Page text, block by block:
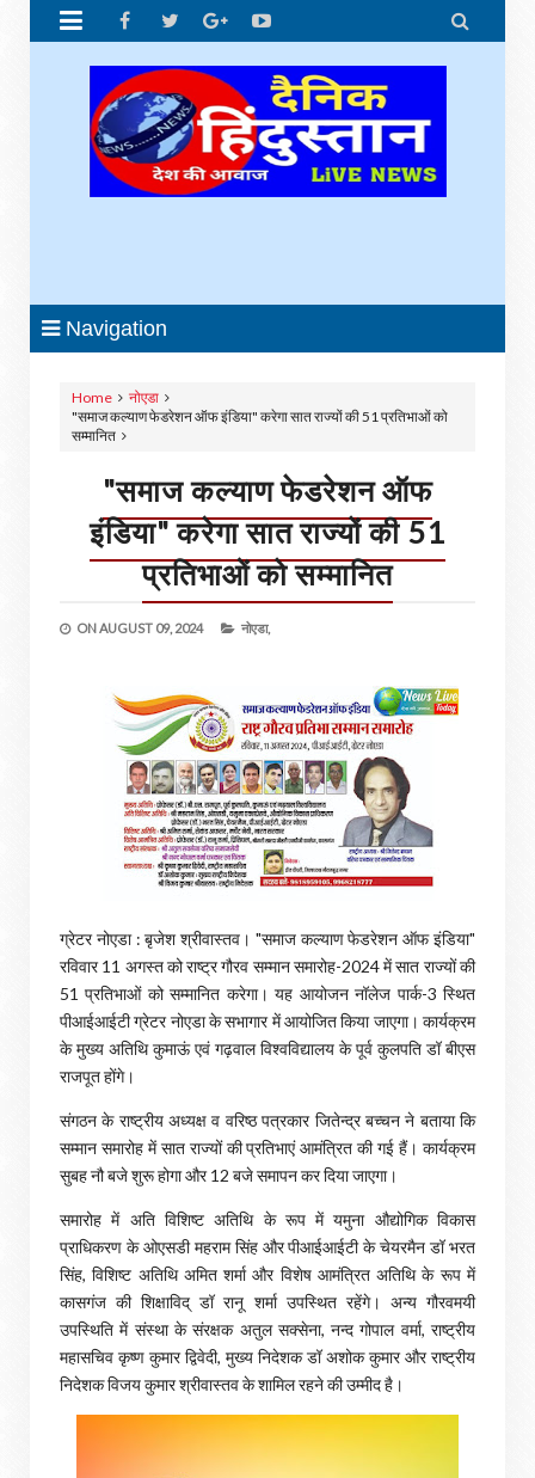
 
Navigation
Home
नोएडा
"समाज कल्याण फेडरेशन ऑफ इंडिया" करेगा सात राज्यों की 51 प्रतिभाओं को
सम्मानित
"समाज कल्याण फेडरेशन ऑफ
इंडिया" करेगा सात राज्यों की 51
प्रतिभाओं को सम्मानित
ONAUGUST 09, 2024 नोएडा,
ग्रेटर नोएडा : बृजेश श्रीवास्तव। "समाज कल्याण फेडरेशन ऑफ इंडिया"
रविवार 11 अगस्त को राष्ट्र गौरव सम्मान समारोह-2024 में सात राज्यों की
51 प्रतिभाओं को सम्मानित करेगा। यह आयोजन नॉलेज पार्क-3 स्थित
पीआईआईटी ग्रेटर नोएडा के सभागार में आयोजित किया जाएगा। कार्यक्रम
के मुख्य अतिथि कुमाऊं एवं गढ़वाल विश्वविद्यालय के पूर्व कुलपति डॉ बीएस
राजपूत होंगे।
संगठन के राष्ट्रीय अध्यक्ष व वरिष्ठ पत्रकार जितेन्द्र बच्चन ने बताया कि
सम्मान समारोह में सात राज्यों की प्रतिभाएं आमंत्रित की गई हैं। कार्यक्रम
सुबह नौ बजे शुरू होगा और 12 बजे समापन कर दिया जाएगा।
समारोह में अति विशिष्ट अतिथि के रूप में यमुना औद्योगिक विकास
प्राधिकरण के ओएसडी महराम सिंह और पीआईआईटी के चेयरमैन डॉ भरत
सिंह, विशिष्ट अतिथि अमित शर्मा और विशेष आमंत्रित अतिथि के रूप में
कासगंज की शिक्षाविद् डॉ रानू शर्मा उपस्थित रहेंगे। अन्य गौरवमयी
उपस्थिति में संस्था के संरक्षक अतुल सक्सेना, नन्द गोपाल वर्मा, राष्ट्रीय
महासचिव कृष्ण कुमार द्विवेदी, मुख्य निदेशक डॉ अशोक कुमार और राष्ट्रीय
निदेशक विजय कुमार श्रीवास्तव के शामिल रहने की उम्मीद है।